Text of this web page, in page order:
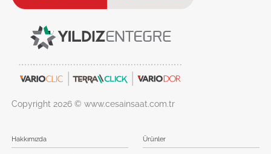
Copyright 2026 © www.cesainsaat.com.tr
Hakkımızda Ürünler